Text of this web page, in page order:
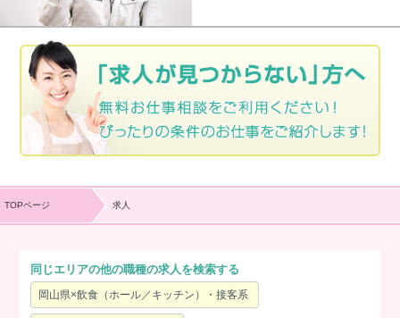
TOPページ 求人
同じエリアの他の職種の求人を検索する
岡山県×飲食（ホール／キッチン）・接客系